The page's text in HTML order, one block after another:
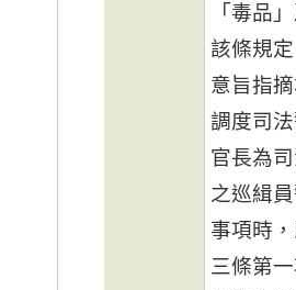
「毒品
該條規
意旨指
調度司
官長為
之巡緝
事項時
三條第